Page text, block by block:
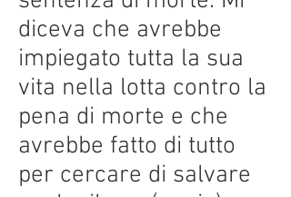
diceva che avrebbe
impiegato tutta la sua
vita nella lotta contro la
pena di morte e che
avrebbe fatto di tutto
per cercare di salvare